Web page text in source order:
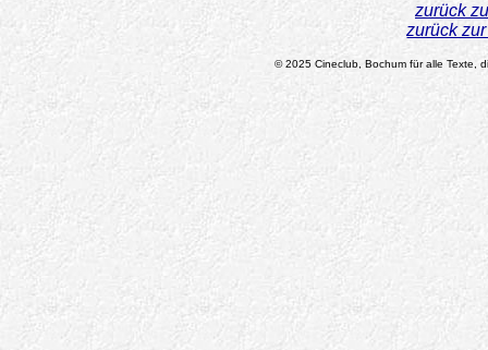
zurück
zurück
© 2025 Cineclub, Bochum für alle Texte,